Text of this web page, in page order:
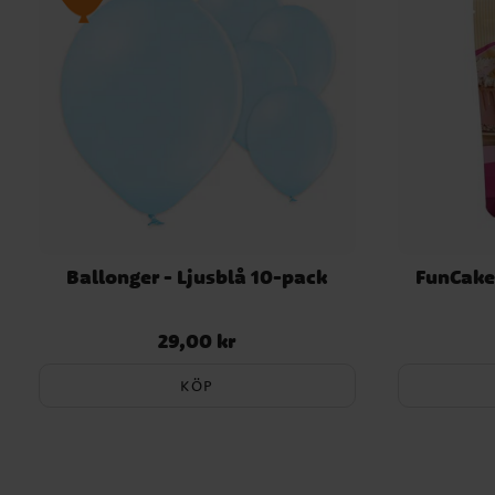
Ballonger - Ljusblå 10-pack
Pris: 29,00 kr
29,00 kr
KÖP